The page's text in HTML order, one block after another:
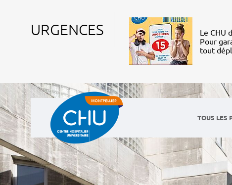
URGENCES
Le CHU
Pour
tout
TOUS LES